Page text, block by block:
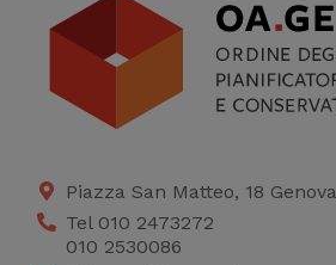
Piazza San Matteo, 18 Genova
Tel 010 2473272
010 2530086